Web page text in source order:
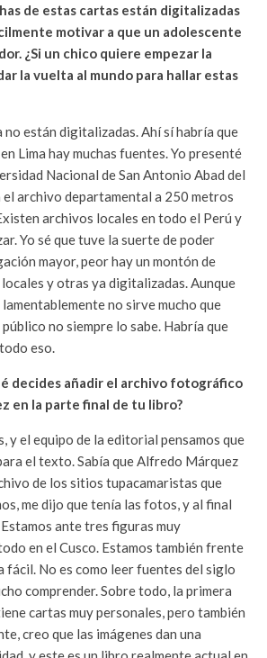
de estas cartas están digitalizadas
motivar a que un adolescente
¿Si un chico quiere empezar la
la vuelta al mundo para hallar estas
no están digitalizadas. Ahí sí habría que
Lima hay muchas fuentes. Yo presenté
Nacional de San Antonio Abad del
archivo departamental a 250 metros
archivos locales en todo el Perú y
Yo sé que tuve la suerte de poder
mayor, peor hay un montón de
y otras ya digitalizadas. Aunque
no sirve mucho que
no siempre lo sabe. Habría que
eso.
decides añadir el archivo fotográfico
en la parte final de tu libro?
y el equipo de la editorial pensamos que
el texto. Sabía que Alfredo Márquez
de los sitios tupacamaristas que
me dijo que tenía las fotos, y al final
ante tres figuras muy
en el Cusco. Estamos también frente
fácil. No es como leer fuentes del siglo
comprender. Sobre todo, la primera
cartas muy personales, pero también
creo que las imágenes dan una